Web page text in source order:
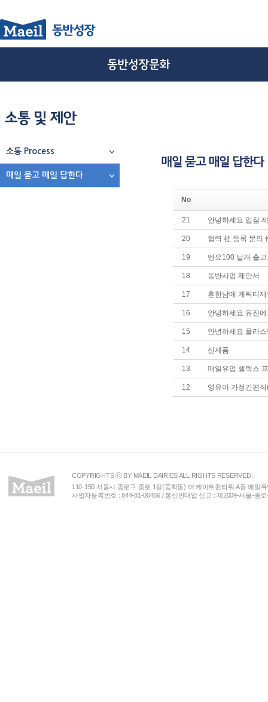
소통 Process
매일 묻고 매일 답한다
No
21 안녕하세요 입점
20 협력 社 등록 문의
19 엔요100 낱개 출
18 동반사업 제안서
17 흔한남매 캐릭터
16 안녕하세요 유진
15 안녕하세요 플라
14 신제품
13 매일유업 셀렉스
12 영유아 가정간편
COPYRIGHTS ⓒ BY MAEIL DAIRIES ALL RIGHTS RESERVED.
110-150 서울시 종로구 종로 1길(중학동) 더 케이트윈타워 A동 매일
사업자등록번호 : 844-81-00466 / 통신판매업 신고 : 제2009-서울-종